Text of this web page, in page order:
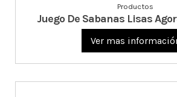
Productos
Juego De Sabanas Lisas
Ver mas